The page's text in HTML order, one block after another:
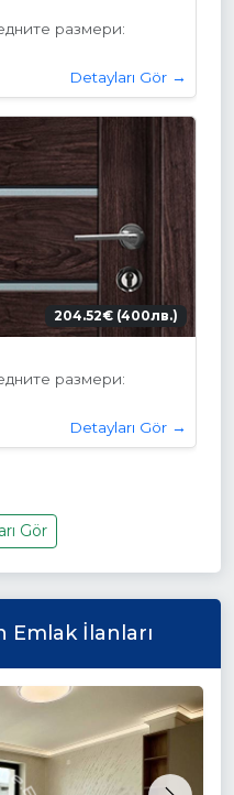
размери:
Detayları Gör →
204.52€ (400лв.)
размери:
Detayları Gör →
Gör
Emlak İlanları